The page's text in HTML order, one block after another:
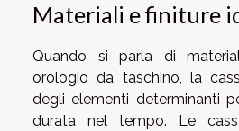
Materiali e finiture
Quando si parla di
orologio da taschino, la
degli elementi determinanti
durata nel tempo. Le